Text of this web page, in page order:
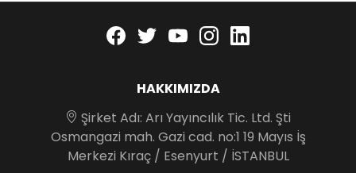
Facebook
twitteryoutubeinstagram
HAKKIMIZDA
Şirket Adı: Arı Yayıncılık Tic. Ltd. Şti
Osmangazi mah. Gazi cad. no:1 19 Mayıs İş
Merkezi Kıraç / Esenyurt / İSTANBUL